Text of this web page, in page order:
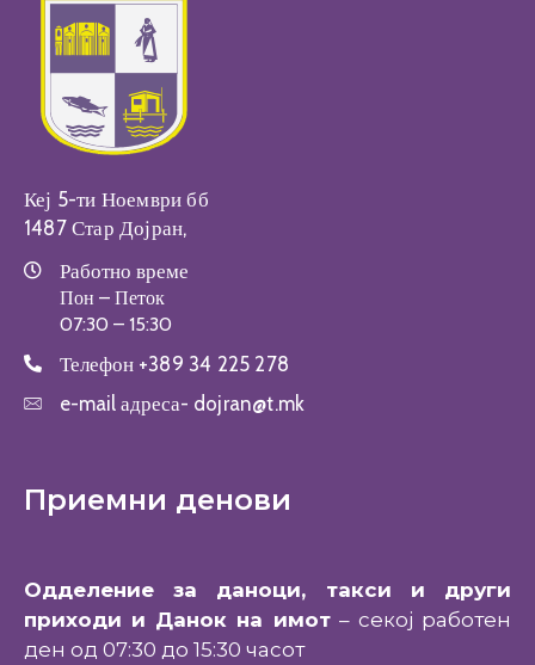
Кеј 5-ти Ноември бб
1487 Стар Дојран,
Работно време
Пон – Петок
07:30 – 15:30
Телефон +389 34 225 278
e-mail адреса- dojran@t.mk
Приемни денови
Одделение за даноци, такси и други
приходи и Данок на имот– секој работен
ден од 07:30 до 15:30 часот